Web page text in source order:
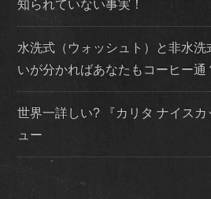
知られていない事実！
水洗式（ウォッシュト）と非水
いが分かればあなたもコーヒー通
世界一詳しい? 『カリタ ナイス
ュー